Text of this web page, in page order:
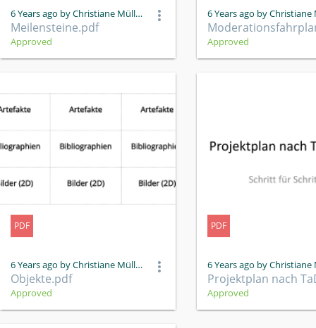
6 Years ago by Christiane Müller
Meilensteine.pdf
Approved Approved
PDF
6 Years ago by Christiane Müller
Objekte.pdf
Approved
PDF
Approved